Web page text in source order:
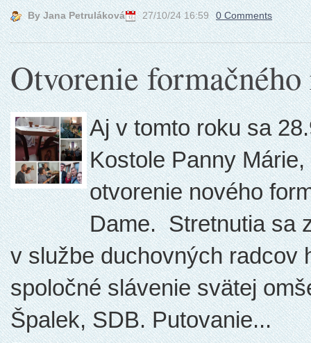
By Jana Petruláková 27/10/24 16:59 0 Comments
Otvorenie
Aj v tomto roku sa
Kostole Panny
otvorenie nového
Dame. Stretnutia sa
v službe duchovných radcov
spoločné slávenie svätej
Špalek, SDB. Putovanie...